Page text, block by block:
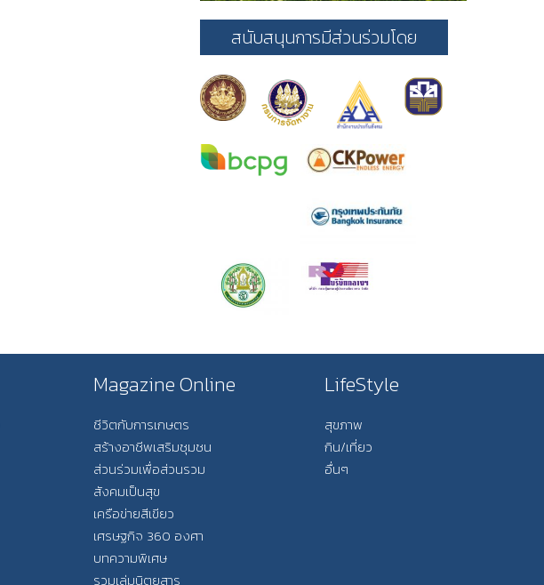
สนับสนุนการมีส่วนร่วมโดย
Magazine Online
ชีวิตกับการเกษตร
สร้างอาชีพเสริมชุมชน
ส่วนร่วมเพื่อส่วนรวม
สังคมเป็นสุข
เครือข่ายสีเขียว
เศรษฐกิจ 360 องศา
บทความพิเศษ
รวมเล่มนิตยสาร
LifeStyle
สุขภาพ
กิน/เที่ยว
อื่นๆ